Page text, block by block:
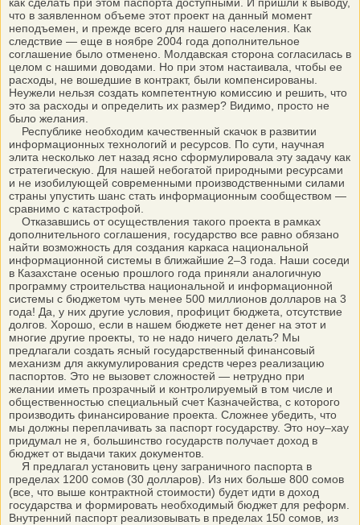
что в заявленном объеме этот проект на данный момент
неподъемен, и прежде всего для нашего населения. Как
следствие — еще в ноябре 2004 года дополнительное
соглашение было отменено. Молдавская сторона согласилась в
целом с нашими доводами. Но при этом настаивала, чтобы ее
расходы, не вошедшие в контракт, были компенсированы.
Неужели нельзя создать компетентную комиссию и решить, что
это за расходы и определить их размер? Видимо, просто не
было желания.
Республике необходим качественный скачок в развитии
информационных технологий и ресурсов. По сути, научная
элита несколько лет назад ясно сформулировала эту задачу как
стратегическую. Для нашей небогатой природными ресурсами
и не изобилующей современными производственными силами
страны упустить шанс стать информационным сообществом —
сравнимо с катастрофой.
Отказавшись от осуществления такого проекта в рамках
дополнительного соглашения, государство все равно обязано
найти возможность для создания каркаса национальной
информационной системы в ближайшие 2–3 года. Наши соседи
в Казахстане осенью прошлого года приняли аналогичную
программу строительства национальной и информационной
системы с бюджетом чуть менее 500 миллионов долларов на 3
года! Да, у них другие условия, профицит бюджета, отсутствие
долгов. Хорошо, если в нашем бюджете нет денег на этот и
многие другие проекты, то не надо ничего делать? Мы
предлагали создать ясный государственный финансовый
механизм для аккумулирования средств через реализацию
паспортов. Это не вызовет сложностей — нетрудно при
желании иметь прозрачный и контролируемый в том числе и
общественностью специальный счет Казначейства, с которого
производить финансирование проекта. Сложнее убедить, что
мы должны переплачивать за паспорт государству. Это ноу–хау
придумал не я, большинство государств получает доход в
бюджет от выдачи таких документов.
Я предлагал установить цену заграничного паспорта в
пределах 1200 сомов (30 долларов). Из них больше 800 сомов
(все, что выше контрактной стоимости) будет идти в доход
государства и формировать необходимый бюджет для реформ.
Внутренний паспорт реализовывать в пределах 150 сомов, из